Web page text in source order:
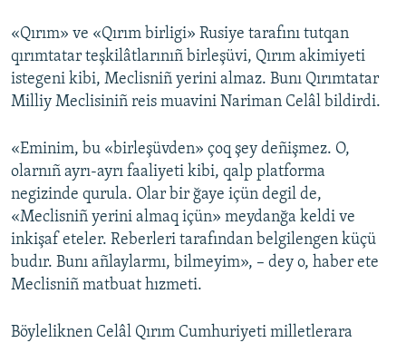
RFE/RS bütün saytları
«Qırım» ve «Qırım birligi» Rusiye tarafını tutqan
qırımtatar teşkilâtlarınıñ birleşüvi, Qırım akimiyeti
istegeni kibi, Meclisniñ yerini almaz. Bunı Qırımtatar
Milliy Meclisiniñ reis muavini Nariman Celâl bildirdi.
«Eminim, bu «birleşüvden» çoq şey deñişmez. O,
olarnıñ ayrı-ayrı faaliyeti kibi, qalp platforma
negizinde qurula. Olar bir ğaye içün degil de,
«Meclisniñ yerini almaq içün» meydanğa keldi ve
inkişaf eteler. Reberleri tarafından belgilengen küçü
budır. Bunı añlaylarmı, bilmeyim», – dey o, haber ete
Meclisniñ matbuat hızmeti.
Böyleliknen Celâl Qırım Cumhuriyeti milletlerara